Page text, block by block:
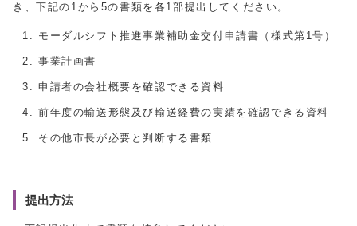
き、下記の1から5の書類を各1部提出してください。
モーダルシフト推進事業補助金交付申請書（様式第1号）
事業計画書
申請者の会社概要を確認できる資料
前年度の輸送形態及び輸送経費の実績を確認できる資料
その他市長が必要と判断する書類
提出方法